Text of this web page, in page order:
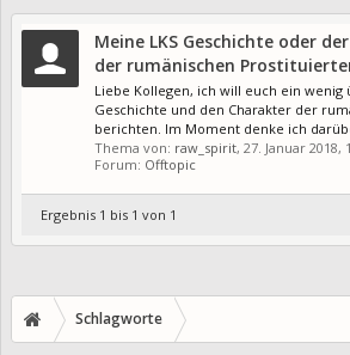
Meine LKS Geschichte oder
der rumänischen
Liebe Kollegen, ich will euch ein wenig
Geschichte und den Charakter der
berichten. Im Moment denke ich
Thema von: raw_spirit, 27. Januar 2018,
Forum: Offtopic
Ergebnis 1 bis 1 von 1
Schlagworte